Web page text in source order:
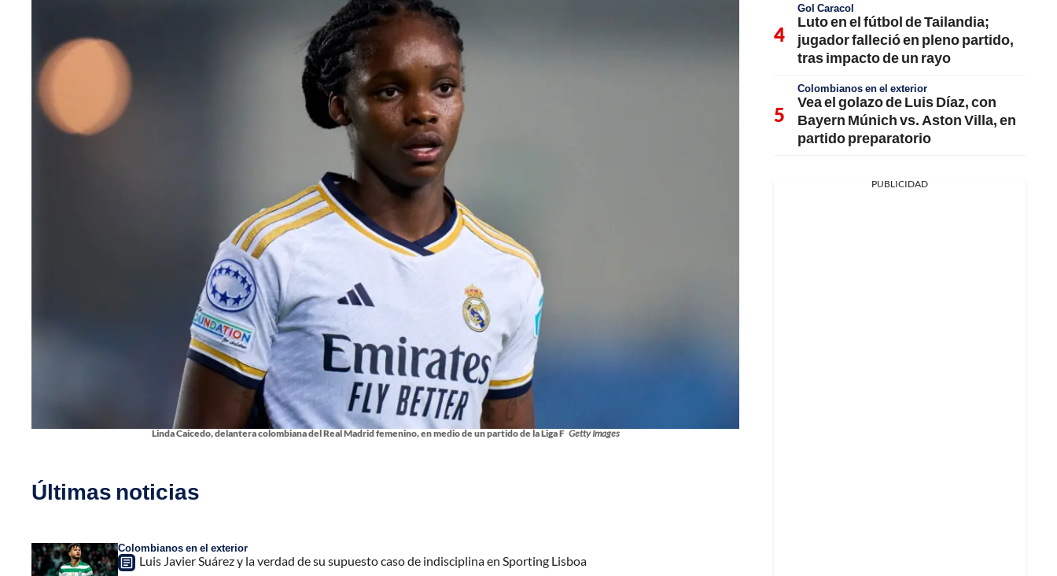
Linda Caicedo, delantera colombiana del Real Madrid femenino, en medio de un partido de la Liga F Getty Images
Últimas noticias
Colombianos en el exterior
Luis Javier Suárez y la verdad de su supuesto caso de indisciplina en Sporting Lisboa
Gol Caracol
Luto en el fútbol de Tailandia;
jugador falleció en pleno partido,
tras impacto de un rayo
Colombianos en el exterior
Vea el golazo de Luis Díaz, con
Bayern Múnich vs. Aston Villa, en
partido preparatorio
PUBLICIDAD